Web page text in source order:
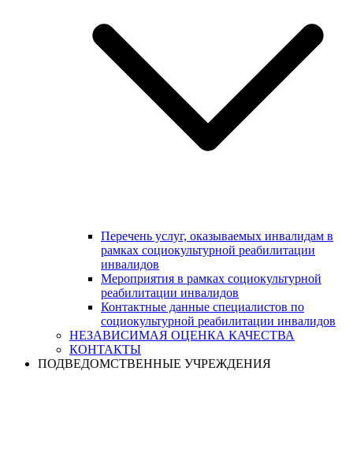
Перечень услуг, оказываемых инвалидам в
рамках социокультурной реабилитации
инвалидов
Мероприятия в рамках социокультурной
реабилитации инвалидов
Контактные данные специалистов по
социокультурной реабилитации инвалидов
НЕЗАВИСИМАЯ ОЦЕНКА КАЧЕСТВА
КОНТАКТЫ
ПОДВЕДОМСТВЕННЫЕ УЧРЕЖДЕНИЯ